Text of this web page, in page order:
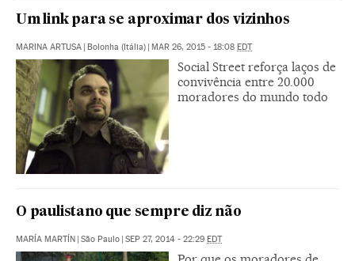
Um link para se aproximar dos vizinhos
MARINA ARTUSA Bolonha (Itália) MAR 26, 2015 - 18:08 EDT
Social Street reforça laços de
convivência entre 20.000
moradores do mundo todo
O paulistano que sempre diz não
MARÍA MARTÍN | São Paulo | SEP 27, 2014 - 22:29 EDT